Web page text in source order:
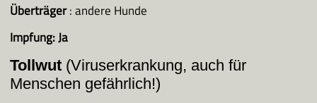
Überträger: andere Hunde
Impfung:Ja
Tollwut (Viruserkrankung, auch für
Menschen gefährlich!)